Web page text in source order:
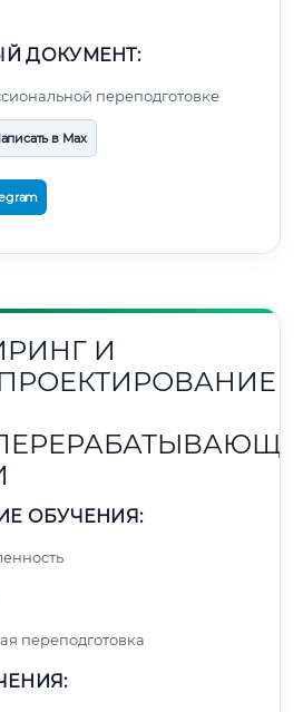
ДОКУМЕНТ:
переподготовке
в Max
И
ОБУЧЕНИЯ:
переподготовка